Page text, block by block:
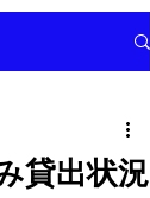
貸出状況